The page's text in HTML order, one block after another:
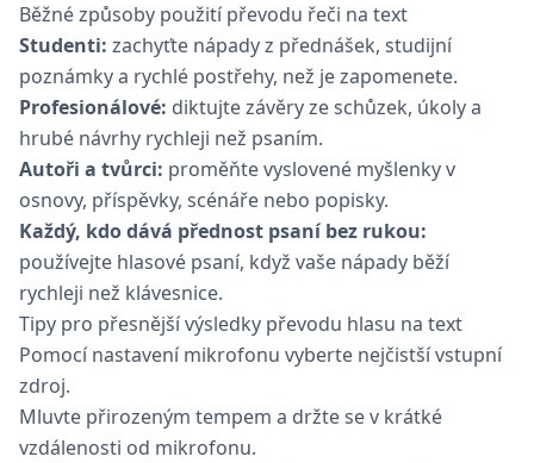
Běžné způsoby použití převodu řeči na text
Studenti: zachyťte nápady z přednášek, studijní
poznámky a rychlé postřehy, než je zapomenete.
Profesionálové: diktujte závěry ze schůzek, úkoly a
hrubé návrhy rychleji než psaním.
Autoři a tvůrci: proměňte vyslovené myšlenky v
osnovy, příspěvky, scénáře nebo popisky.
Každý, kdo dává přednost psaní bez rukou:
používejte hlasové psaní, když vaše nápady běží
rychleji než klávesnice.
Tipy pro přesnější výsledky převodu hlasu na text
Pomocí nastavení mikrofonu vyberte nejčistší vstupní
zdroj.
Mluvte přirozeným tempem a držte se v krátké
vzdálenosti od mikrofonu.